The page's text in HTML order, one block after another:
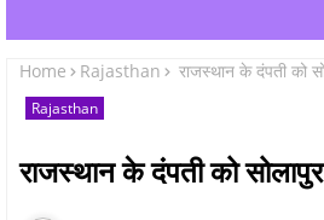
Home Rajasthan राजस्थान के दंपती को
Rajasthan
राजस्थान के दंपती को